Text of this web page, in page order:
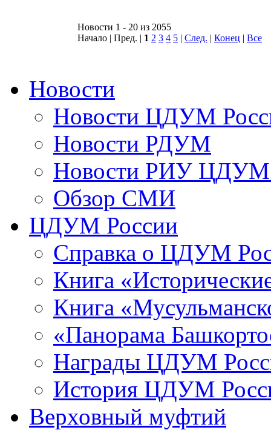
Новости 1 - 20 из 2055
Начало | Пред. | 1 2 3 4 5 | След. | Конец | Все
Новости
Новости ЦДУМ
Новости РДУМ
Новости РИУ ЦДУМ
Обзор СМИ
ЦДУМ России
Справка о ЦДУМ
Книга
Книга
«Панорама
Награды ЦДУМ
История ЦДУМ
Верховный муфтий